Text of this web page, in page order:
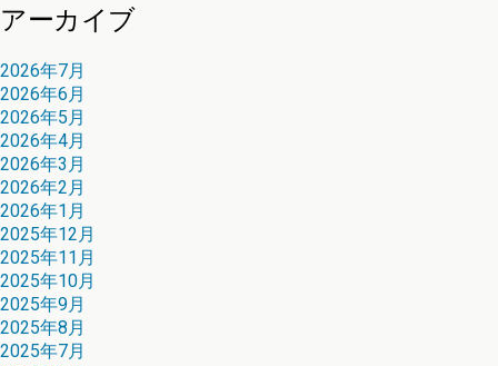
アーカイブ
2026年7月
2026年6月
2026年5月
2026年4月
2026年3月
2026年2月
2026年1月
2025年12月
2025年11月
2025年10月
2025年9月
2025年8月
2025年7月